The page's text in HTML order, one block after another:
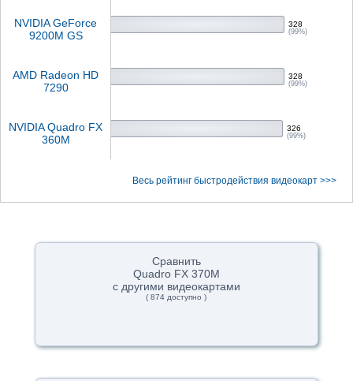
NVIDIA GeForce
9200M GS
328
(99%)
AMD Radeon HD
7290
328
(99%)
NVIDIA Quadro FX
360M
326
(99%)
Весь рейтинг быстродействия видеокарт >>>
Сравнить
Quadro FX 370M
с другими видеокартами
( 874 доступно )